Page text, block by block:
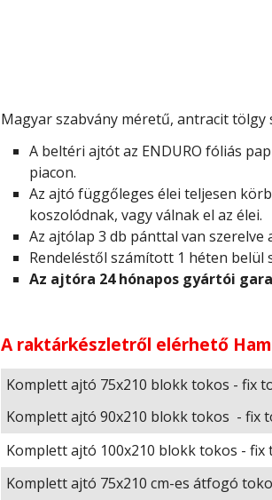
Magyar szabvány méretű, antracit
A beltéri ajtót az ENDURO fóliás
piacon.
Az ajtó függőleges élei teljesen
koszolódnak, vagy válnak el az élei.
Az ajtólap 3 db pánttal van
Rendeléstől számított 1 héten
Az ajtóra 24 hónapos gyártói
A raktárkészletről elérhető
Komplett ajtó 75x210 blokk tokos - fix
Komplett ajtó 90x210 blokk tokos - fix
Komplett ajtó 100x210 blokk tokos - fix
Komplett ajtó 75x210 cm-es átfogó